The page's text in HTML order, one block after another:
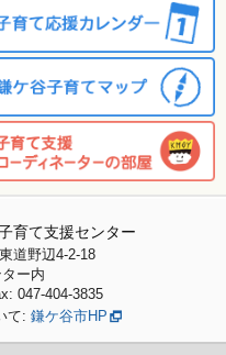
育て支援センター
道野辺4-2-18
ー内
047-404-3835
て: 鎌ケ谷市HP